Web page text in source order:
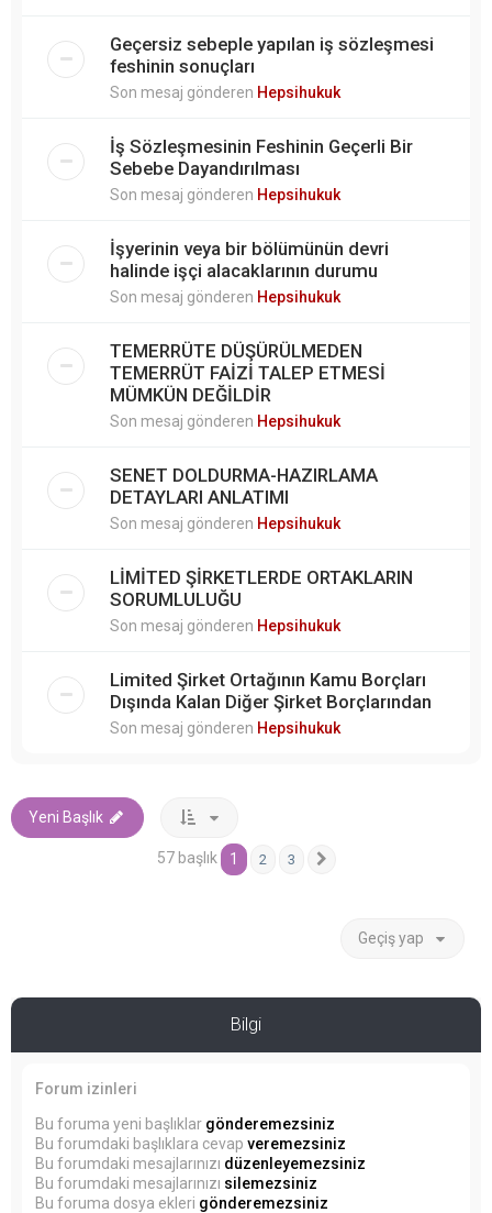
Geçersiz sebeple yapılan iş sözleşmesi
feshinin sonuçları
Son mesaj gönderen Hepsihukuk
İş Sözleşmesinin Feshinin Geçerli Bir
Sebebe Dayandırılması
Son mesaj gönderen Hepsihukuk
İşyerinin veya bir bölümünün devri
halinde işçi alacaklarının durumu
Son mesaj gönderen Hepsihukuk
TEMERRÜTE DÜŞÜRÜLMEDEN
TEMERRÜT FAİZİ TALEP ETMESİ
MÜMKÜN DEĞİLDİR
Son mesaj gönderen Hepsihukuk
SENET DOLDURMA-HAZIRLAMA
DETAYLARI ANLATIMI
Son mesaj gönderen Hepsihukuk
LİMİTED ŞİRKETLERDE ORTAKLARIN
SORUMLULUĞU
Son mesaj gönderen Hepsihukuk
Limited Şirket Ortağının Kamu Borçları
Dışında Kalan Diğer Şirket Borçlarından
Son mesaj gönderen Hepsihukuk
Yeni Başlık
57 başlık 1 2 3
Geçiş yap
Bilgi
Forum izinleri
Bu foruma yeni başlıklar gönderemezsiniz
Bu forumdaki başlıklara cevap veremezsiniz
Bu forumdaki mesajlarınızı düzenleyemezsiniz
Bu forumdaki mesajlarınızı silemezsiniz
Bu foruma dosya ekleri gönderemezsiniz